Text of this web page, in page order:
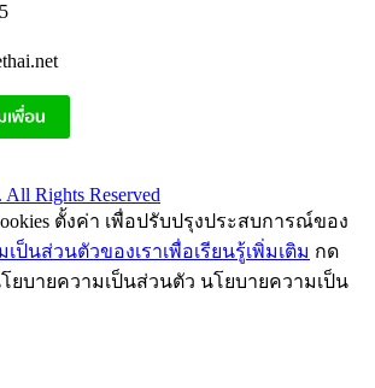
All Rights Reserved
ตั้งค่า เพื่อปรับปรุงประสบการณ์ของ
ป็นส่วนตัวของเราเพื่อเรียนรู้เพิ่มเติม กด
ยบายความเป็นส่วนตัว นโยบายความเป็น